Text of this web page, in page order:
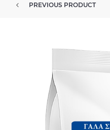
PREVIOUS PRODUCT